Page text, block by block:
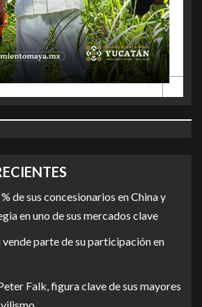
de sus concesionarios en China y
en uno de sus mercados clave
vende parte de su participación en
Falk, figura clave de sus mayores